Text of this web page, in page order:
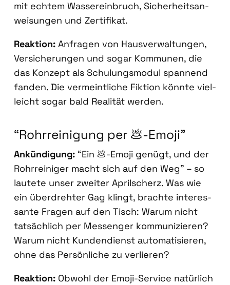
mit ech­tem Was­ser­ein­bruch, Sicher­heits­an­
wei­sun­gen und Zer­ti­fi­kat.
Reak­ti­on: Anfra­gen von Haus­ver­wal­tun­gen,
Ver­si­che­run­gen und sogar Kom­mu­nen, die
das Kon­zept als Schu­lungs­mo­dul span­nend
fan­den. Die ver­meint­li­che Fik­ti­on könn­te viel­
leicht sogar bald Rea­li­tät wer­den.
“Rohr­rei­ni­gung per 💩-Emo­ji”
Ankün­di­gung: “Ein 💩-Emo­ji genügt, und der
Rohr­rei­ni­ger macht sich auf den Weg” – so
lau­te­te unser zwei­ter April­scherz. Was wie
ein über­dreh­ter Gag klingt, brach­te inter­es­
san­te Fra­gen auf den Tisch: War­um nicht
tat­säch­lich per Mes­sen­ger kom­mu­ni­zie­ren?
War­um nicht Kun­den­dienst auto­ma­ti­sie­ren,
ohne das Per­sön­li­che zu ver­lie­ren?
Reak­ti­on: Obwohl der Emo­ji-Ser­vice natür­lich